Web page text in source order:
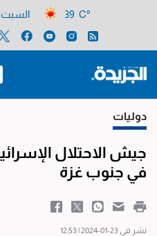
39 C° السبت 08 أغسطس 2026
دوليات
جيش الاحتلال
في جنوب غزة
نشر في 23-01-2024 | 12:53